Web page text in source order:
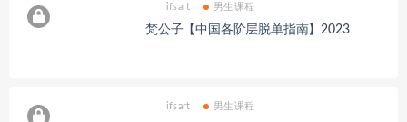
ifsart 男生课程
梵公子【中国各阶层脱单指南】2023
ifsart 男生课程